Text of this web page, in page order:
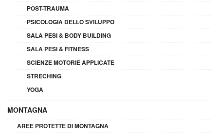
POST-TRAUMA
PSICOLOGIA DELLO SVILUPPO
SALA PESI & BODY BUILDING
SALA PESI & FITNESS
SCIENZE MOTORIE APPLICATE
STRECHING
YOGA
MONTAGNA
AREE PROTETTE DI MONTAGNA